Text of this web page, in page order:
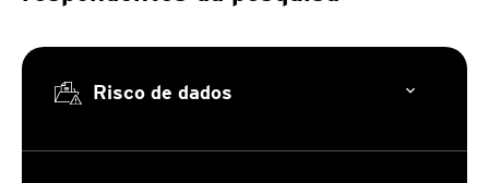
Risco de dados